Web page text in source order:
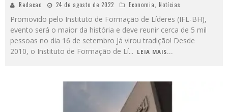
Redacao 24 de agosto de 2022 Economia, Notícias
Promovido pelo Instituto de Formação de Líderes (IFL-BH),
evento será o maior da história e deve reunir cerca de 5 mil
pessoas no dia 16 de setembro Já virou tradição! Desde
2010, o Instituto de Formação de Lí... LEIA MAIS...